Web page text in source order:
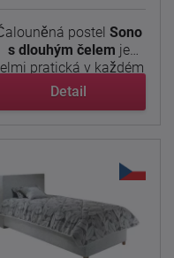
postel Sono
s dlouhým čelem je
pratická v každém
...
Detail